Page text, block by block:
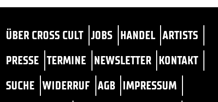
ÜBER CROSS CULT JOBS HANDEL ARTISTS
PRESSE TERMINE NEWSLETTER KONTAKT
SUCHE WIDERRUF AGB IMPRESSUM